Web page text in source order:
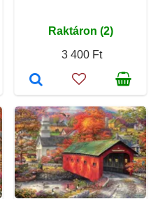
Raktáron (2)
3 400 Ft